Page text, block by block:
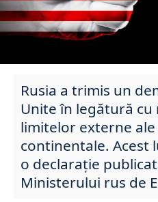
Rusia a trimis un
Unite în legătură cu
limitelor externe
continentale. Acest
o declarație
Ministerului rus de